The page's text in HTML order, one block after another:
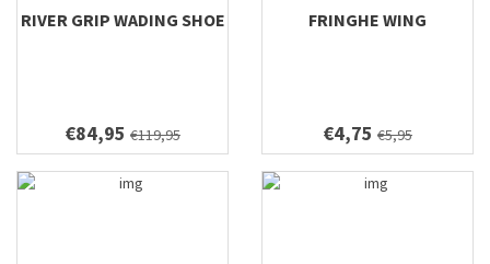
RIVER GRIP WADING SHOE
€84,95 €119,95
FRINGHE WING
€4,75 €5,95